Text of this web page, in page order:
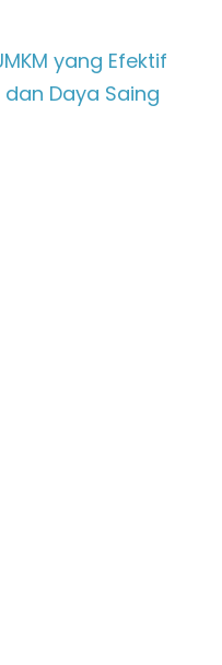
yang Efektif
Daya Saing